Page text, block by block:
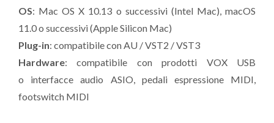
OS: Mac OS X 10.13 o successivi (Intel Mac), macOS
11.0 o successivi (Apple Silicon Mac)
Plug-in: compatibile con AU / VST2 / VST3
Hardware: compatibile con prodotti VOX USB
o interfacce audio ASIO, pedali espressione MIDI,
footswitch MIDI